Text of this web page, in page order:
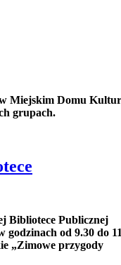
Miejskim Domu
grupach.
Bibliotece Publicznej
godzinach od 9.30 do
„Zimowe przygody